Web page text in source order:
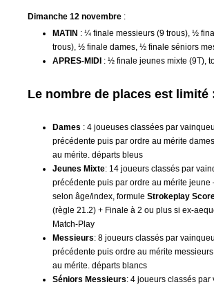
Dimanche 12 novembre :
MATIN : ¼ finale messieurs (9 trous), ½
trous), ½ finale dames, ½ finale séniors
APRES-MIDI : ½ finale jeunes mixte (9T),
Le nombre de places est limité
Dames : 4 joueuses classées par
précédente puis par ordre au mérite
au mérite. départs bleus
Jeunes Mixte: 14 joueurs classés par
précédente puis par ordre au mérite jeune
selon âge/index, formule Strokeplay
(règle 21.2) + Finale à 2 ou plus si ex-
Match-Play
Messieurs: 8 joueurs classés par
précédente puis ordre au mérite
au mérite. départs blancs
Séniors Messieurs: 4 joueurs classés par